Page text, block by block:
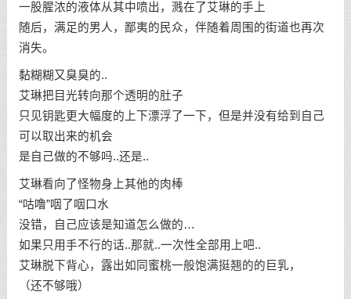
一股腥浓的液体从其中喷出，溅在了艾琳的手上
随后，满足的男人，鄙夷的民众，伴随着周围的街道也再次
消失。
黏糊糊又臭臭的..
艾琳把目光转向那个透明的肚子
只见钥匙更大幅度的上下漂浮了一下，但是并没有给到自己
可以取出来的机会
是自己做的不够吗..还是..
艾琳看向了怪物身上其他的肉棒
“咕噜”咽了咽口水
没错，自己应该是知道怎么做的…
如果只用手不行的话..那就..一次性全部用上吧..
艾琳脱下背心，露出如同蜜桃一般饱满挺翘的的巨乳，
（还不够哦）